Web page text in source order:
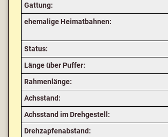
Gattung:
ehemalige Heimatbahnen:
Status:
Länge über Puffer:
Rahmenlänge:
Achsstand:
Achsstand im Drehgestell:
Drehzapfenabstand: